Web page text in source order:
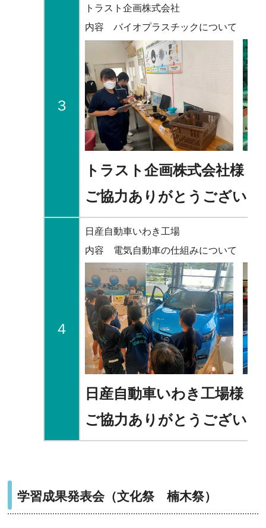
３
トラスト企画株式会社
内容 バイオプラスチックについて
トラスト企画株式会社様
ご協力ありがとうございま
４
日産自動車いわき工場
内容 電気自動車の仕組みについて
日産自動車いわき工場様
ご協力ありがとうございま
学習成果発表会（文化祭 楠木祭）